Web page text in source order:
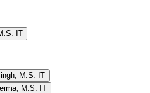
IT
M.S. IT
M.S. IT